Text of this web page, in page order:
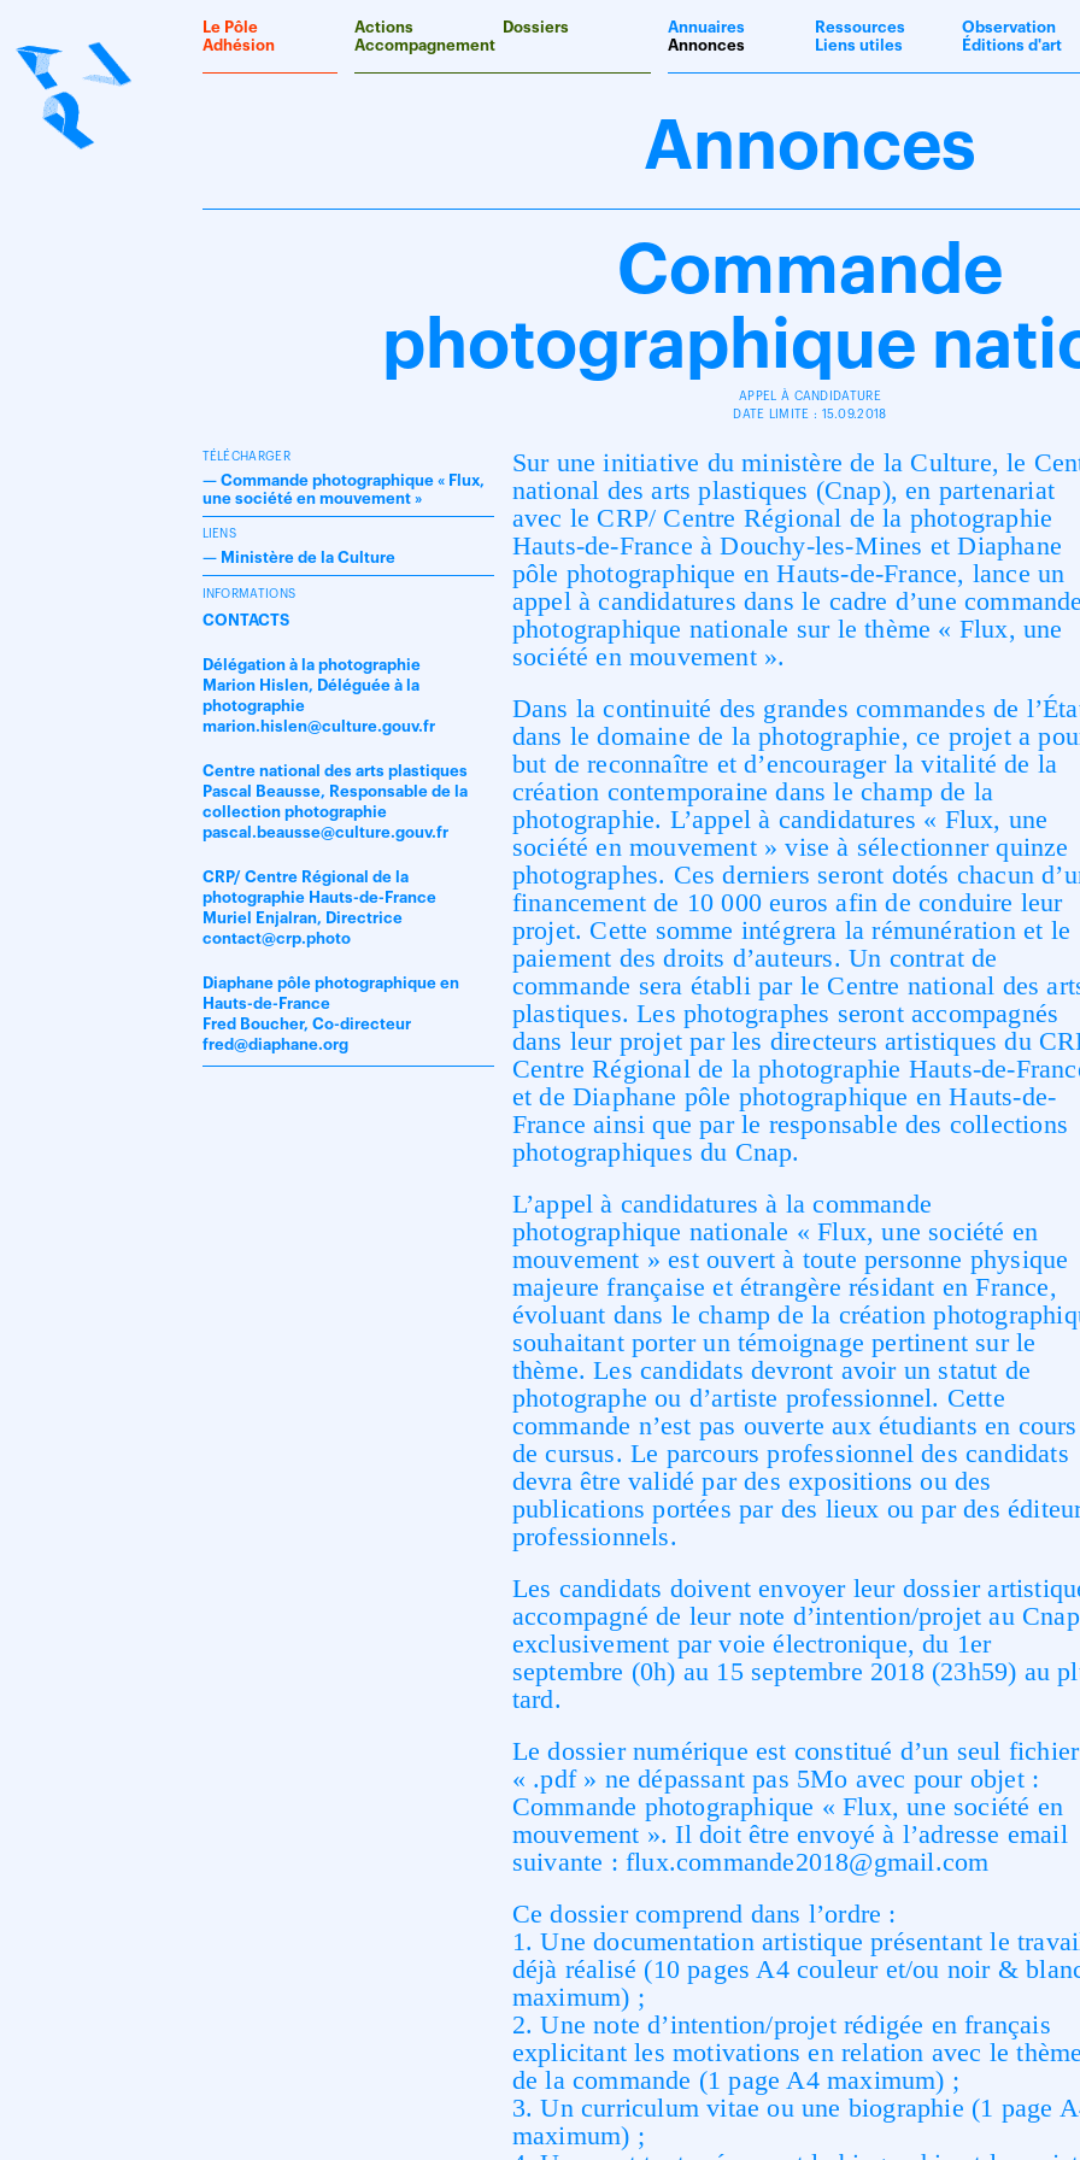
Le Pôle
Adhésion
Actions
Accompagnement
Dossiers
Annuaires
Annonces
Ressources
Liens utiles
Observation
Éditions d'art
Annonces
Commande
photographique
APPEL À CANDIDATURE
DATE LIMITE : 15.09.2018
Sur une initiative du ministère de la Culture, le
national des arts plastiques (Cnap), en partenariat
avec le CRP/ Centre Régional de la photographie
Hauts-de-France à Douchy-les-Mines et Diaphane
pôle photographique en Hauts-de-France, lance un
appel à candidatures dans le cadre d’une commande
photographique nationale sur le thème « Flux, une
société en mouvement ».
Dans la continuité des grandes commandes de
dans le domaine de la photographie, ce projet a
but de reconnaître et d’encourager la vitalité de la
création contemporaine dans le champ de la
photographie. L’appel à candidatures « Flux, une
société en mouvement » vise à sélectionner quinze
photographes. Ces derniers seront dotés chacun
financement de 10 000 euros afin de conduire leur
projet. Cette somme intégrera la rémunération et le
paiement des droits d’auteurs. Un contrat de
commande sera établi par le Centre national des
plastiques. Les photographes seront accompagnés
dans leur projet par les directeurs artistiques du
Centre Régional de la photographie Hauts-de-
et de Diaphane pôle photographique en Hauts-de-
France ainsi que par le responsable des collections
photographiques du Cnap.
L’appel à candidatures à la commande
photographique nationale « Flux, une société en
mouvement » est ouvert à toute personne physique
majeure française et étrangère résidant en France,
évoluant dans le champ de la création
souhaitant porter un témoignage pertinent sur le
thème. Les candidats devront avoir un statut de
photographe ou d’artiste professionnel. Cette
commande n’est pas ouverte aux étudiants en cours
de cursus. Le parcours professionnel des candidats
devra être validé par des expositions ou des
publications portées par des lieux ou par des
professionnels.
Les candidats doivent envoyer leur dossier
accompagné de leur note d’intention/projet au Cnap
exclusivement par voie électronique, du 1er
septembre (0h) au 15 septembre 2018 (23h59) au
tard.
Le dossier numérique est constitué d’un seul fichier
« .pdf » ne dépassant pas 5Mo avec pour objet :
Commande photographique « Flux, une société en
mouvement ». Il doit être envoyé à l’adresse email
suivante : flux.commande2018@gmail.com
Ce dossier comprend dans l’ordre :
1. Une documentation artistique présentant le
déjà réalisé (10 pages A4 couleur et/ou noir &
maximum) ;
2. Une note d’intention/projet rédigée en français
explicitant les motivations en relation avec le thème
de la commande (1 page A4 maximum) ;
3. Un curriculum vitae ou une biographie (1 page
maximum) ;
TÉLÉCHARGER
— Commande photographique « Flux,
une société en mouvement »
LIENS
— Ministère de la Culture
INFORMATIONS
CONTACTS
Délégation à la photographie
Marion Hislen, Déléguée à la
photographie
marion.hislen@culture.gouv.fr
Centre national des arts plastiques
Pascal Beausse, Responsable de la
collection photographie
pascal.beausse@culture.gouv.fr
CRP/ Centre Régional de la
photographie Hauts-de-France
Muriel Enjalran, Directrice
contact@crp.photo
Diaphane pôle photographique en
Hauts-de-France
Fred Boucher, Co-directeur
fred@diaphane.org